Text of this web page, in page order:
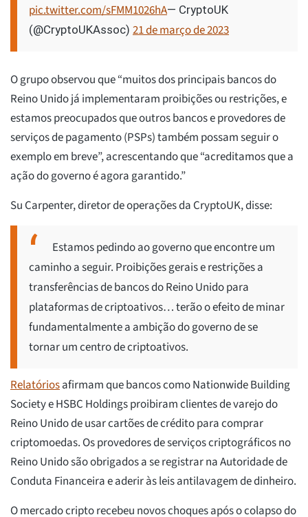
pic.twitter.com/sFMM1026hA— CryptoUK
(@CryptoUKAssoc) 21 de março de 2023
O grupo observou que “muitos dos principais bancos do
Reino Unido já implementaram proibições ou restrições, e
estamos preocupados que outros bancos e provedores de
serviços de pagamento (PSPs) também possam seguir o
exemplo em breve”, acrescentando que “acreditamos que a
ação do governo é agora garantido.”
Su Carpenter, diretor de operações da CryptoUK, disse:
Estamos pedindo ao governo que encontre um
caminho a seguir. Proibições gerais e restrições a
transferências de bancos do Reino Unido para
plataformas de criptoativos… terão o efeito de minar
fundamentalmente a ambição do governo de se
tornar um centro de criptoativos.
Relatóriosafirmam que bancos como Nationwide Building
Society e HSBC Holdings proibiram clientes de varejo do
Reino Unido de usar cartões de crédito para comprar
criptomoedas. Os provedores de serviços criptográficos no
Reino Unido são obrigados a se registrar na Autoridade de
Conduta Financeira e aderir às leis antilavagem de dinheiro.
O mercado cripto recebeu novos choques após o colapso do